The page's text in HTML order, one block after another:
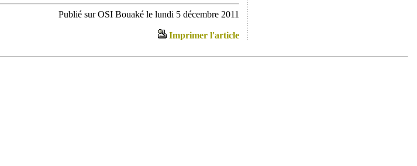
Publié sur OSI Bouaké le lundi 5 décembre 2011
Imprimer l'article